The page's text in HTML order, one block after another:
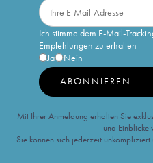
Ich stimme dem E-Mail-
Empfehlungen zu erhalten
Ja
Nein
ABONNIEREN
Mit Ihrer Anmeldung erhalten Sie
und Einblicke
Sie können sich jederzeit